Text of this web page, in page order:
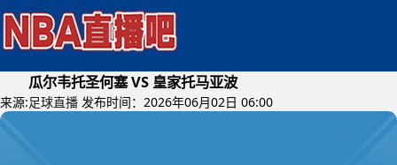
瓜尔韦托圣何塞 VS 皇家托马亚波
来源:足球直播 发布时间：2026年06月02日 06:00